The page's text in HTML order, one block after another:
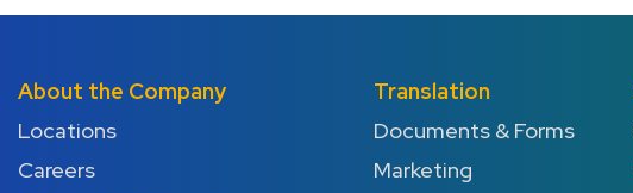
About the Company
Locations
Careers
Translation
Documents & Forms
Marketing